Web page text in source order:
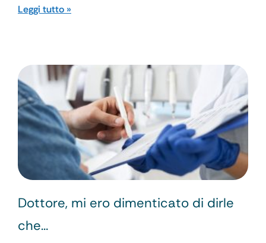
Leggi tutto »
Dottore, mi ero dimenticato di dirle
che…